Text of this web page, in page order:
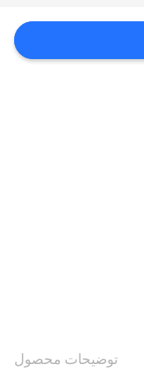
توضیحات محصول